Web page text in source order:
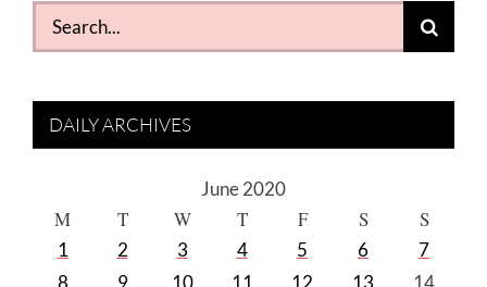
Search
for:
DAILY ARCHIVES
June 2020
M T W T F S S
1 2 3 4 5 6
7
8
9 10 11 12 13 14